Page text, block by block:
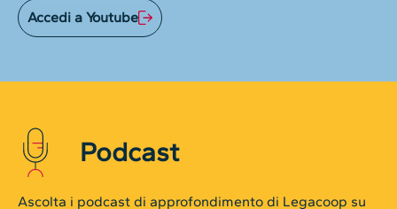
Accedi a Youtube
Podcast
Ascolta i podcast di approfondimento di Legacoop su